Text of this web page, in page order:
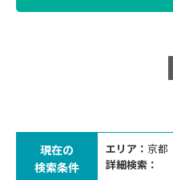
現在の
検索条件
エリア： 京都
詳細検索：